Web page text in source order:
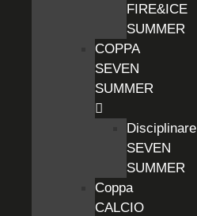
FIRE&ICE
SUMMER
COPPA
SEVEN
SUMMER
Disciplinare
SEVEN
SUMMER
Coppa
CALCIO